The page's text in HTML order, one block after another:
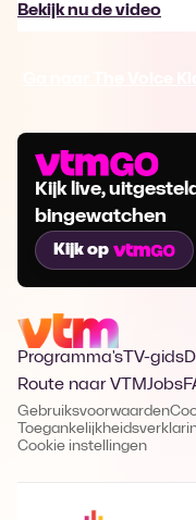
Bekijk nu de video
Kijk live,
bingewatchen
Kijk op
Programma's TV-gids
Route naar VTMJobs
Gebruiksvoorwaarden
Cookie instellingen